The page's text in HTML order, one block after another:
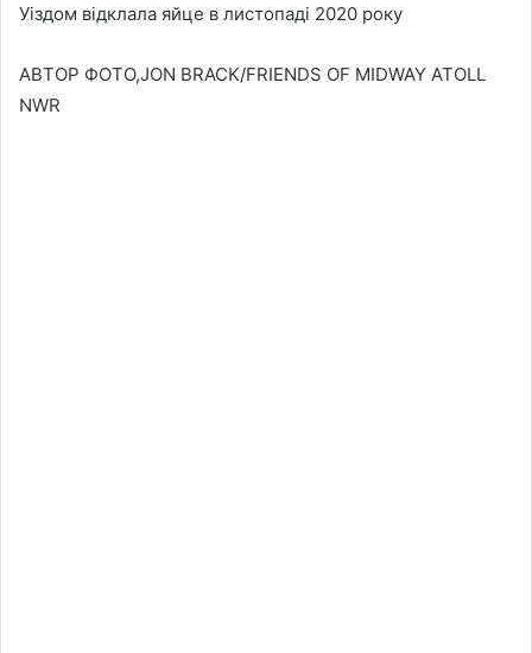
Уіздом відклала яйце в листопаді 2020 року
АВТОР ФОТО,JON BRACK/FRIENDS OF MIDWAY ATOLL
NWR